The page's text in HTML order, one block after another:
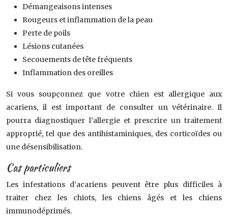
Démangeaisons intenses
Rougeurs et inflammation de la peau
Perte de poils
Lésions cutanées
Secouements de tête fréquents
Inflammation des oreilles
Si vous soupçonnez que votre chien est allergique aux
acariens, il est important de consulter un vétérinaire. Il
pourra diagnostiquer l’allergie et prescrire un traitement
approprié, tel que des antihistaminiques, des corticoïdes ou
une désensibilisation.
Cas particuliers
Les infestations d’acariens peuvent être plus difficiles à
traiter chez les chiots, les chiens âgés et les chiens
immunodéprimés.